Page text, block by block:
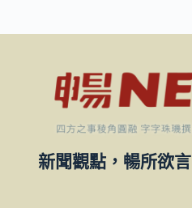
新聞觀點，暢所欲言